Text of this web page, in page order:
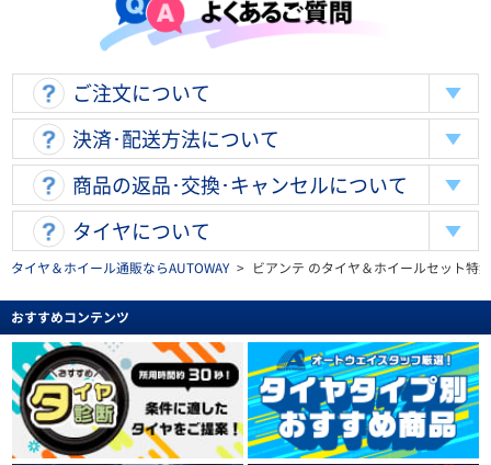
ご注文について
決済･配送方法について
商品の返品･交換･キャンセルについて
タイヤについて
タイヤ＆ホイール通販ならAUTOWAY > ビアンテ のタイヤ＆ホイールセット特集
おすすめコンテンツ